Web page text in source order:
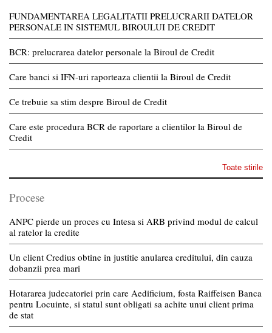
FUNDAMENTAREA LEGALITATII PRELUCRARII DATELOR
PERSONALE IN SISTEMUL BIROULUI DE CREDIT
BCR: prelucrarea datelor personale la Biroul de Credit
Care banci si IFN-uri raporteaza clientii la Biroul de Credit
Ce trebuie sa stim despre Biroul de Credit
Care este procedura BCR de raportare a clientilor la Biroul de
Credit
Toate stirile
Procese
ANPC pierde un proces cu Intesa si ARB privind modul de calcul
al ratelor la credite
Un client Credius obtine in justitie anularea creditului, din cauza
dobanzii prea mari
Hotararea judecatoriei prin care Aedificium, fosta Raiffeisen Banca
pentru Locuinte, si statul sunt obligati sa achite unui client prima
de stat